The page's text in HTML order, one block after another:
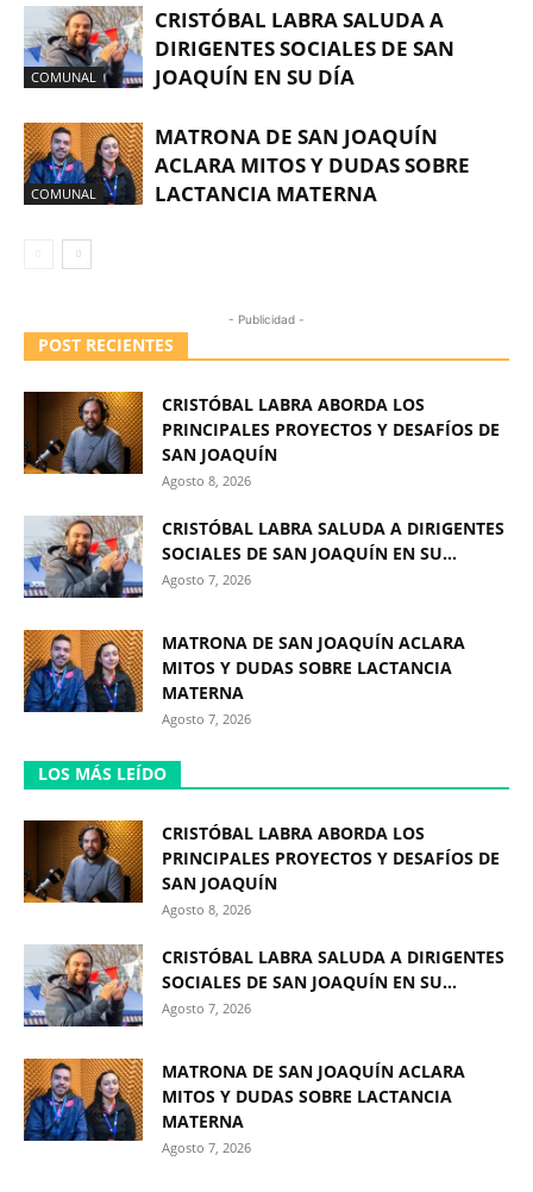
COMUNAL
CRISTÓBAL LABRA SALUDA A
DIRIGENTES SOCIALES DE SAN
JOAQUÍN EN SU DÍA
COMUNAL
MATRONA DE SAN JOAQUÍN
ACLARA MITOS Y DUDAS SOBRE
LACTANCIA MATERNA
- Publicidad -
POST RECIENTES
CRISTÓBAL LABRA ABORDA LOS
PRINCIPALES PROYECTOS Y DESAFÍOS DE
SAN JOAQUÍN
Agosto 8, 2026
CRISTÓBAL LABRA SALUDA A DIRIGENTES
SOCIALES DE SAN JOAQUÍN EN SU...
Agosto 7, 2026
MATRONA DE SAN JOAQUÍN ACLARA
MITOS Y DUDAS SOBRE LACTANCIA
MATERNA
Agosto 7, 2026
LOS MÁS LEÍDO
CRISTÓBAL LABRA ABORDA LOS
PRINCIPALES PROYECTOS Y DESAFÍOS DE
SAN JOAQUÍN
Agosto 8, 2026
CRISTÓBAL LABRA SALUDA A DIRIGENTES
SOCIALES DE SAN JOAQUÍN EN SU...
Agosto 7, 2026
MATRONA DE SAN JOAQUÍN ACLARA
MITOS Y DUDAS SOBRE LACTANCIA
MATERNA
Agosto 7, 2026